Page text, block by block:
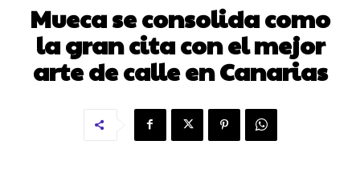
Mueca se consolida como
la gran cita con el mejor
arte de calle en Canarias